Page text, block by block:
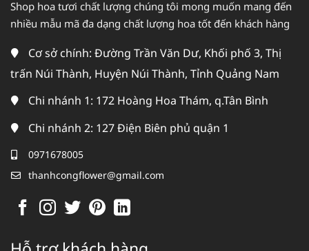
Shop hoa tươi chất lượng chúng tôi mong muốn mang đến
nhiều mẫu mã đa dạng chất lượng hoa tốt đến khách hàng
Cơ sở chính: Đường Trần Văn Dư, Khối phố 3, Thị
trấn Núi Thành, Huyện Núi Thành, Tỉnh Quảng Nam
Chi nhánh 1: 172 Hoàng Hoa Thám, q.Tân Bình
Chi nhánh 2: 127 Điện Biên phủ quận 1
0971678005
thanhcongflower@gmail.com